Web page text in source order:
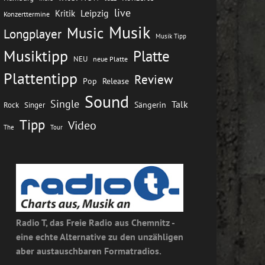
Konzerttermine Kritik Leipzig live
Longplayer Music Musik Musik Tipp
Musiktipp NEU neue Platte Platte
Plattentipp Pop Release Review
Rock Singer Single Sound Sängerin Talk
The Tipp Tour Video
Radio T, das Freie Radio aus Chemnitz -
eine echte Alternative zu den unzähligen
aber austauschbaren Formatradios.